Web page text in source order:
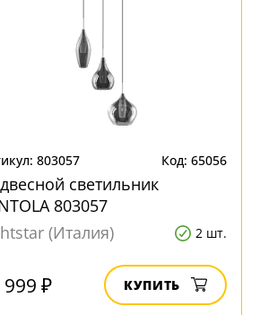
803057 Код: 65056
светильник
803057
(Италия)
2 шт.
999 ₽ КУПИТЬ